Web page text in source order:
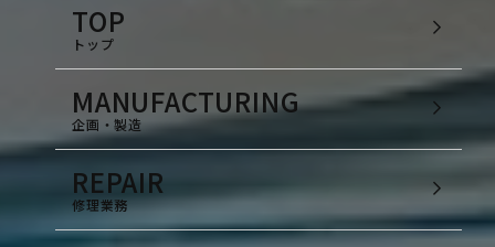
TOP
トップ
MANUFACTURING
企画・製造
REPAIR
修理業務